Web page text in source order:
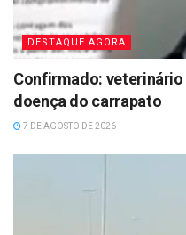
DESTAQUE AGORA
Confirmado:
doença do carrapato
7 DE AGOSTO DE 2026